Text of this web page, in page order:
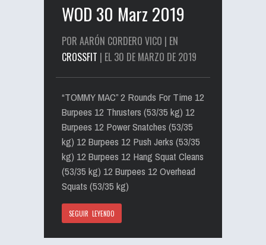
WOD 30 Marz 2019
POR AARÓN CORDERO VICO | EN
CROSSFIT | EL 30 DE MARZO DE 2019
“TOMMY MAC” 2 Rounds For Time 12
Burpees 12 Thrusters (53/35 kg) 12
Burpees 12 Power Snatches (53/35
kg) 12 Burpees 12 Push Jerks (53/35
kg) 12 Burpees 12 Hang Squat Cleans
(53/35 kg) 12 Burpees 12 Overhead
Squats (53/35 kg)
SEGUIR LEYENDO